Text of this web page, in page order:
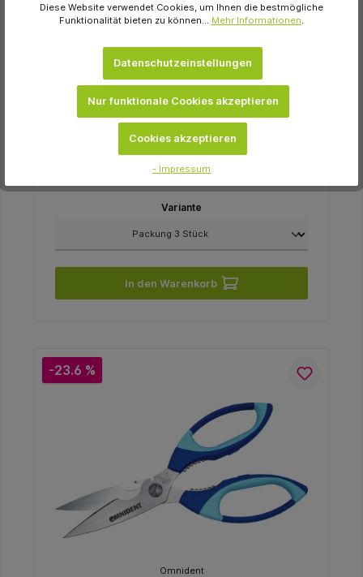
Hofmeester
Interlig Fiber Glass Tape Packung 3 Stück
32,30 €
Momentan nicht auf Lager
Variante
In den Warenkorb
-23.6 %
Omnident
Diese Website verwendet Cookies, um Ihnen die bestmögliche
Funktionalität bieten zu können... Mehr Informationen.
Datenschutzeinstellungen
Nur funktionale Cookies akzeptieren
Cookies akzeptieren
- Impressum